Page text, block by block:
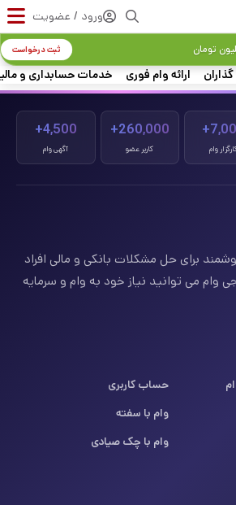
ورود / عضویت
ارائه وام فوری خدمات حسابداری و
ثبت درخواست
وام
260,000+
کاربر عضو
4,500+
آگهی وام
برای حل مشکلات بانکی و مالی افراد
وام می توانید نیاز خود به وام و سرمایه
حساب کاربری
وام با سفته
وام با چک صیادی